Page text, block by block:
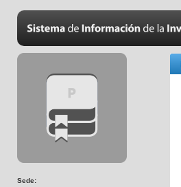
Sede: